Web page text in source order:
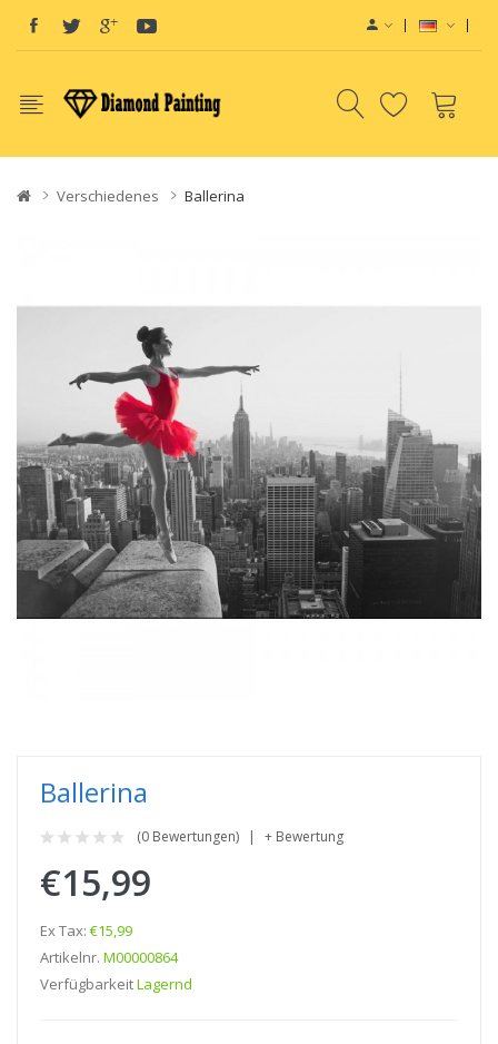
Verschiedenes Ballerina
Ballerina
(0 Bewertungen) + Bewertung
€15,99
Ex Tax: €15,99
Artikelnr. M00000864
VerfügbarkeitLagernd